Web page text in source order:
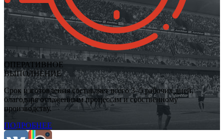
ОПЕРАТИВНОЕ
ВЫПОЛНЕНИЕ
Срок изготовления составляет всего 3–5 рабочих дней,
благодаря отлаженным процессам и собственному
производству.
ПОДРОБНЕЕ